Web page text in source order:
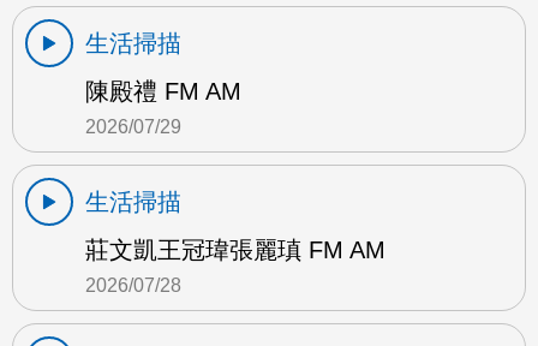
生活掃描
陳殿禮 FM AM
2026/07/29
生活掃描
莊文凱王冠瑋張麗瑱 FM AM
2026/07/28